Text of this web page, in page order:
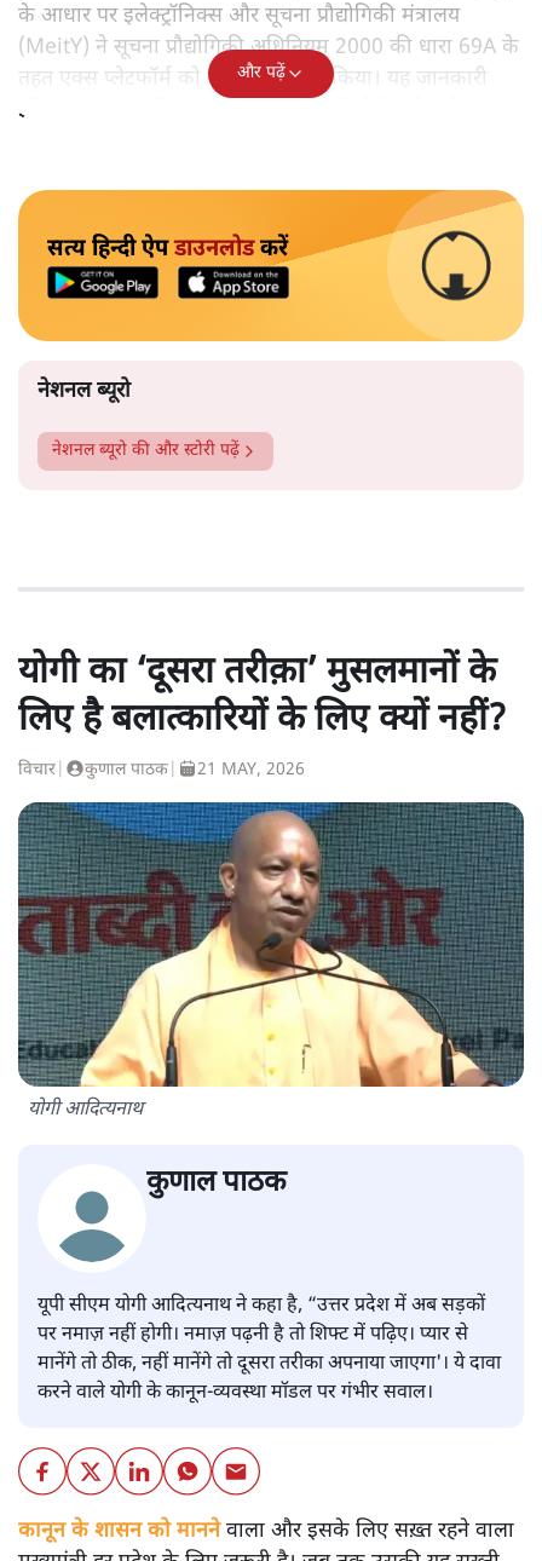
के आधार पर इलेक्ट्रॉनिक्स और सूचना प्रौद्योगिकी मंत्रालय
(MeitY) ने सूचना प्रौद्योगिकी अधिनियम 2000 की धारा 69A के
तहत एक्स प्लेटफॉर्म को यह आदेश जारी किया। यह जानकारी
इंडियन एक्सप्रेस की 22 मई को प्रकाशित रिपोर्ट में दी गई है।
और पढ़ें
सत्य हिन्दी ऐपडाउनलोडकरें
नेशनल ब्यूरो
नेशनल ब्यूरो की और स्टोरी पढ़ें
योगी का ‘दूसरा तरीक़ा’ मुसलमानों के
लिए है बलात्कारियों के लिए क्यों नहीं?
विचार कुणाल पाठक 21 MAY, 2026
योगी आदित्यनाथ
कुणाल पाठक
यूपी सीएम योगी आदित्यनाथ ने कहा है, “उत्तर प्रदेश में अब सड़कों
पर नमाज़ नहीं होगी। नमाज़ पढ़नी है तो शिफ्ट में पढ़िए। प्यार से
मानेंगे तो ठीक, नहीं मानेंगे तो दूसरा तरीका अपनाया जाएगा'। ये दावा
करने वाले योगी के कानून-व्यवस्था मॉडल पर गंभीर सवाल।
कानून के शासन को माननेवाला और इसके लिए सख़्त रहने वाला